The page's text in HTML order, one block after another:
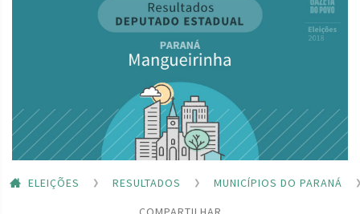
ELEIÇÕES RESULTADOS
MUNICÍPIOS DO PARANÁ